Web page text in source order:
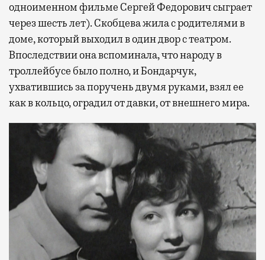
одноименном фильме Сергей Федорович сыграет
через шесть лет). Скобцева жила с родителями в
доме, который выходил в один двор с театром.
Впоследствии она вспоминала, что народу в
троллейбусе было полно, и Бондарчук,
ухватившись за поручень двумя руками, взял ее
как в кольцо, оградил от давки, от внешнего мира.